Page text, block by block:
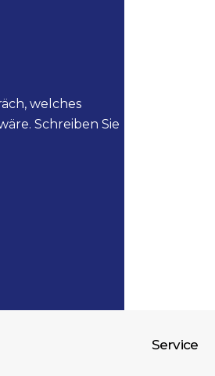
welches
Schreiben Sie
Service